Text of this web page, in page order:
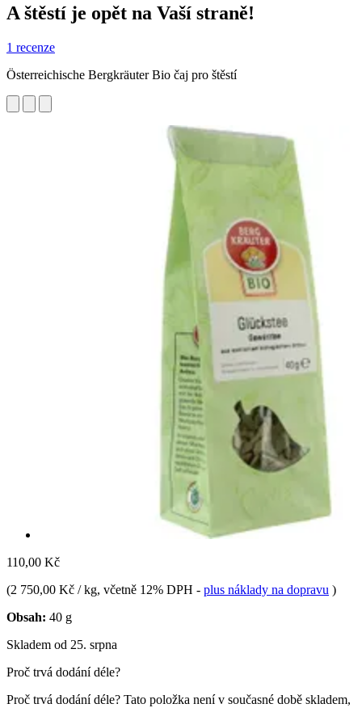
A štěstí je opět na Vaší straně!
1 recenze
Österreichische Bergkräuter Bio čaj pro štěstí
110,00 Kč
(2 750,00 Kč / kg, včetně 12% DPH - plus náklady na dopravu )
Obsah: 40 g
Skladem od 25. srpna
Proč trvá dodání déle?
Proč trvá dodání déle? Tato položka není v současné době skladem,